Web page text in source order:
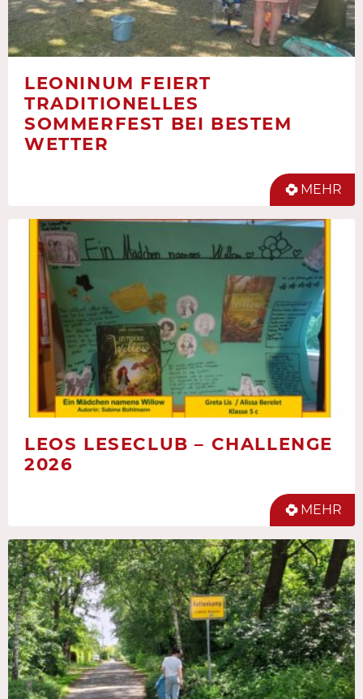
LEONINUM FEIERT
TRADITIONELLES
SOMMERFEST BEI BESTEM
WETTER
MEHR
LEOS LESECLUB – CHALLENGE
2026
MEHR